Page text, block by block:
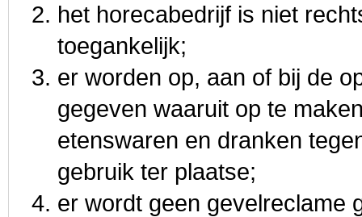
het horecabedrijf is niet
toegankelijk;
er worden op, aan of bij de
gegeven waaruit op te
etenswaren en dranken
gebruik ter plaatse;
er wordt geen gevelreclame